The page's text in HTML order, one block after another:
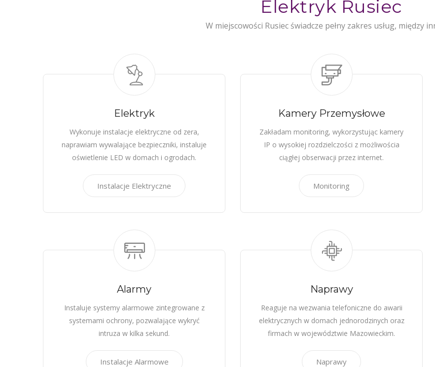
Elektryk Rusiec
W miejscowości Rusiec świadcze pełny zakres usług, między
Elektryk
Wykonuje instalacje elektryczne od zera,
naprawiam wywalające bezpieczniki, instaluje
oświetlenie LED w domach i ogrodach.
Instalacje Elektryczne
Kamery Przemysłowe
Zakładam monitoring, wykorzystując kamery
IP o wysokiej rozdzielczości z możliwościa
ciągłej obserwacji przez internet.
Monitoring
Alarmy
Instaluje systemy alarmowe zintegrowane z
systemami ochrony, pozwalające wykryć
intruza w kilka sekund.
Instalacje Alarmowe
Naprawy
Reaguje na wezwania telefoniczne do awarii
elektrycznych w domach jednorodzinych oraz
firmach w województwie Mazowieckim.
Naprawy